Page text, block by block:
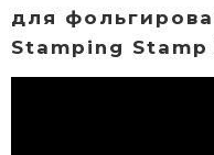
для
Stamping